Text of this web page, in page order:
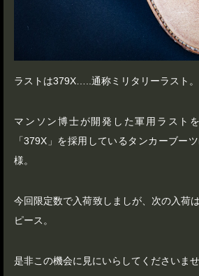
ラストは379X…..通称ミリタリーラスト。
マンソン博士が開発した軍用ラスト
「379X」を採用しているタンカーブー
様。
今回限定数で入荷致しましが、次の入荷
ピース。
是非この機会に見にいらしてくださいませ